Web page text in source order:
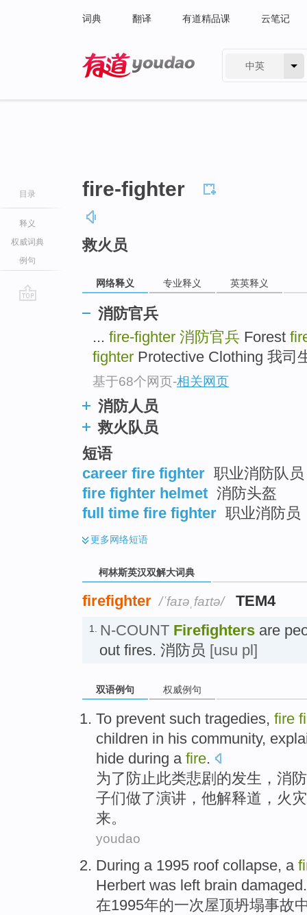
词典 翻译 有道精品课 云笔记
中英
目录
释义
权威词典
例句
fire-fighter
救火员
网络释义 专业释义 英英释义
消防官兵
... fire-fighter 消防官兵 Forest
fighter Protective Clothing 我司
基于68个网页-相关网页
消防人员
救火队员
短语
career fire fighter 职业消防队员
fire fighter helmet 消防头盔
full time fire fighter 职业消防员
更多网络短语
柯林斯英汉双解大词典
firefighter /ˈfaɪəˌfaɪtə/ TEM4
1. N-COUNT Firefighters are
out fires. 消防员 [usu pl]
双语例句 权威例句
To prevent such tragedies, fire
children in his community,
hide during a fire.
为了 防止此类悲剧 的发生， 消防
子们做了演讲， 他解释道 ， 火灾
来。
youdao
During a 1995 roof collapse, a
Herbert was left brain damaged.
在1995年的一次屋顶坍塌事故